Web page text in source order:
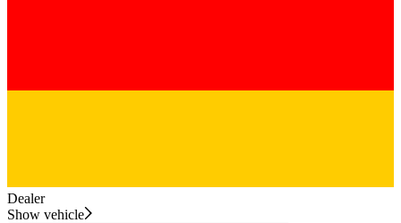
Dealer
Show vehicle